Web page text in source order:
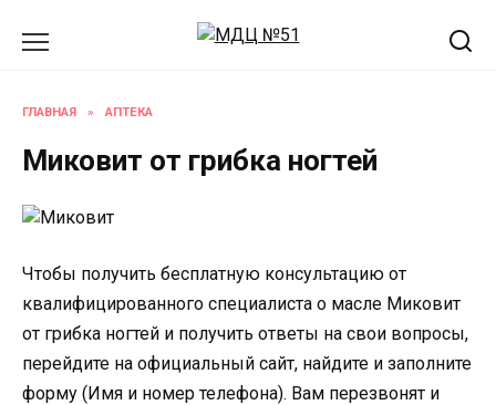
ГЛАВНАЯ » АПТЕКА
Миковит от грибка ногтей
Чтобы получить бесплатную консультацию от
квалифицированного специалиста о масле Миковит
от грибка ногтей и получить ответы на свои вопросы,
перейдите на официальный сайт, найдите и заполните
форму (Имя и номер телефона). Вам перезвонят и